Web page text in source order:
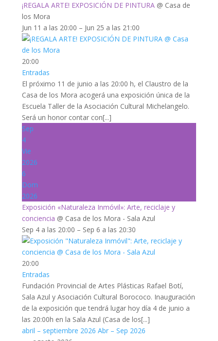
¡REGALA ARTE! EXPOSICIÓN DE PINTURA @ Casa de
los Mora
Jun 11 a las 20:00 – Jun 25 a las 21:00
20:00
Entradas
El próximo 11 de junio a las 20:00 h, el Claustro de la
Casa de los Mora acogerá una exposición única de la
Escuela Taller de la Asociación Cultural Michelangelo.
Será un honor contar con[...]
Sep
4
Vie
2026
6
Dom
2026
Exposición «Naturaleza Inmóvil»: Arte, reciclaje y
conciencia @ Casa de los Mora - Sala Azul
Sep 4 a las 20:00 – Sep 6 a las 20:30
20:00
Entradas
Fundación Provincial de Artes Plásticas Rafael Botí,
Sala Azul y Asociación Cultural Borococo. Inauguración
de la exposición que tendrá lugar hoy día 4 de junio a
las 20:00h en la Sala Azul (Casa de los[...]
abril – septiembre 2026 Abr – Sep 2026